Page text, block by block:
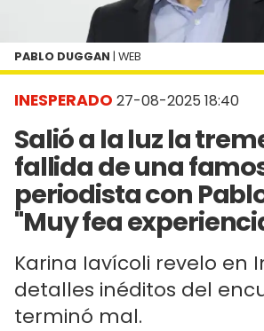
INESPERADO 27-08-2025 18:40
Salió a la luz la
fallida de una
periodista con
"Muy fea
Karina Iavícoli revelo en
detalles inéditos del
terminó mal.
PABLO DUGGAN | WEB